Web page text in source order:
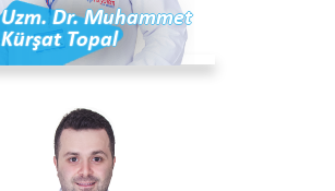
Uzm. Dr. Muhammet
Kürşat Topal